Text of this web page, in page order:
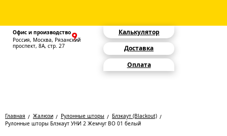
Офис и производство
Россия, Москва, Рязанский
проспект, 8А, стр. 27
Калькулятор
Доставка
Оплата
Главная Жалюзи Рулонные шторы
Блэкаут (Blackout)
Рулонные шторы Блэкаут УНИ 2 Жемчуг BO 01 белый